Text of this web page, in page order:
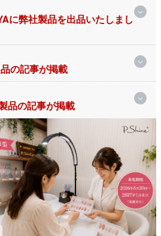
に弊社製品を出品いたしまし
の記事が掲載
品の記事が掲載